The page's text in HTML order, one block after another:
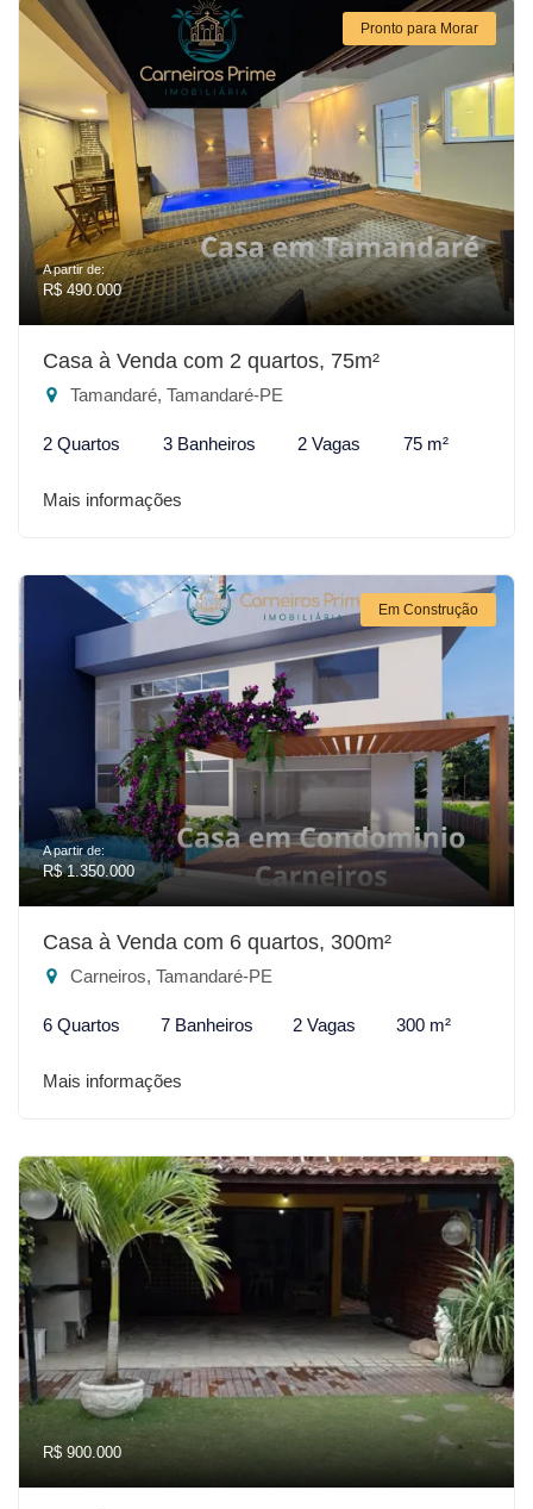
Pronto para Morar
A partir de:
R$ 490.000
Casa à Venda com 2 quartos, 75m²
Tamandaré, Tamandaré-PE
2 Quartos 3 Banheiros 2 Vagas 75 m²
Mais informações
Em Construção
A partir de:
R$ 1.350.000
Casa à Venda com 6 quartos, 300m²
Carneiros, Tamandaré-PE
6 Quartos 7 Banheiros 2 Vagas 300 m²
Mais informações
R$ 900.000